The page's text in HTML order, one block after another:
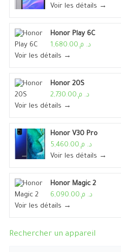
Voir les détails →
Honor Play 6C
د. م.1,680.00
Voir les détails →
Honor 20S
د. م.2,730.00
Voir les détails →
Honor V30 Pro
د. م.5,460.00
Voir les détails →
Honor Magic 2
د. م.6,090.00
Voir les détails →
Rechercher un appareil